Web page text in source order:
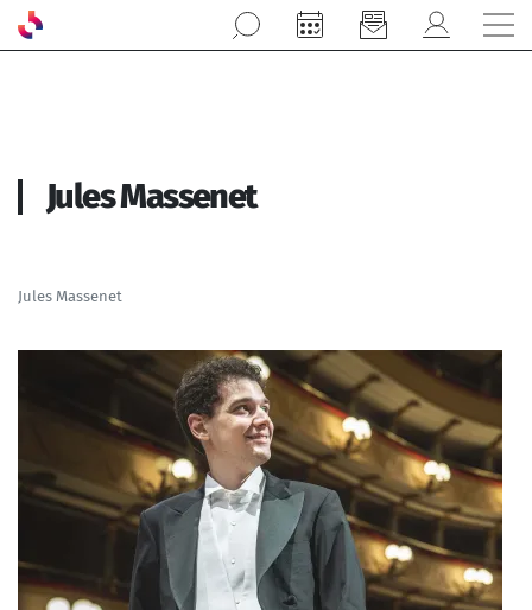
Aller au contenu principal
Jules Massenet
Jules Massenet